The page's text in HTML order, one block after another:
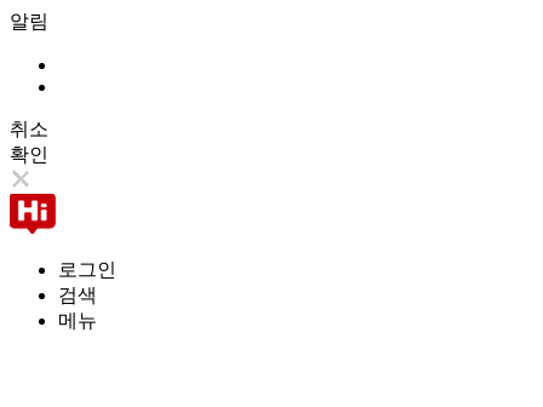
알림
취소
확인
로그인
검색
메뉴